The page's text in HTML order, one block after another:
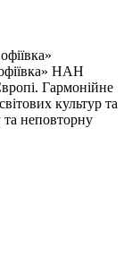
НАН
Гармонійне
культур та
та неповторну